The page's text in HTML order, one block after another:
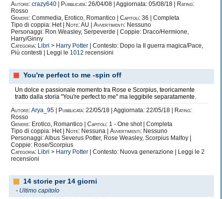
Autore: crazy640 Pubblicata: 26/04/08 | Aggiornata: 05/08/18 |
Rating:
Rosso
Genere: Commedia, Erotico, Romantico | Capitoli: 36 | Completa
Tipo di coppia: Het |
Note:AU | Avvertimenti: Nessuno
Personaggi: Ron Weasley, Serpeverde | Coppie: Draco/Hermione,
Harry/Ginny
Categoria: Libri > Harry Potter | Contesto: Dopo la II guerra magica/Pace,
Più contesti | Leggi le 1012 recensioni
You're perfect to me -spin off
Un dolce e passionale momento tra Rose e Scorpius, teoricamente
tratto dalla storia "You're perfect to me" ma leggibile separatamente.
Autore:Arya_95 Pubblicata: 22/05/18 | Aggiornata: 22/05/18 |
Rating:
Rosso
Genere: Erotico, Romantico | Capitoli: 1 - One shot | Completa
Tipo di coppia: Het |
Note: Nessuna | Avvertimenti: Nessuno
Personaggi: Albus Severus Potter, Rose Weasley, Scorpius Malfoy |
Coppie: Rose/Scorpius
Categoria: Libri > Harry Potter | Contesto: Nuova generazione | Leggi le 2
recensioni
14 storie per 14 giorni
- Ultimo capitolo